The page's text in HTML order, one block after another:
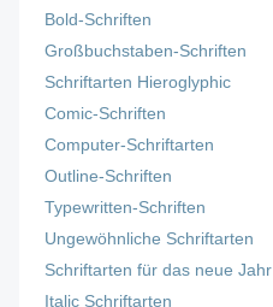
Bold-Schriften
Großbuchstaben-Schriften
Schriftarten Hieroglyphic
Comic-Schriften
Computer-Schriftarten
Outline-Schriften
Typewritten-Schriften
Ungewöhnliche Schriftarten
Schriftarten für das neue Jahr
Italic Schriftarten